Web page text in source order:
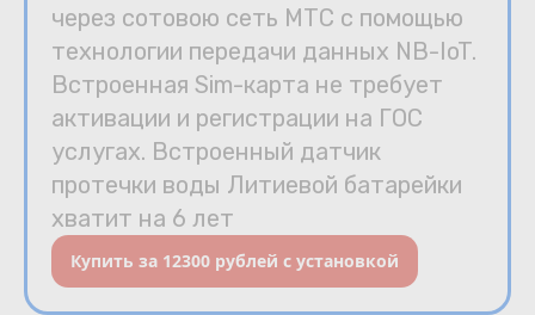
через сотовою сеть МТС с помощью
технологии передачи данных NB-IoT.
Встроенная Sim-карта не требует
активации и регистрации на ГОС
услугах. Встроенный датчик
протечки воды Литиевой батарейки
хватит на 6 лет
Купить за 12300 рублей с установкой